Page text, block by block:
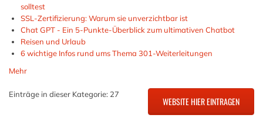
solltest
SSL-Zertifizierung: Warum sie unverzichtbar ist
Chat GPT - Ein 5-Punkte-Überblick zum ultimativen Chatbot
Reisen und Urlaub
6 wichtige Infos rund ums Thema 301-Weiterleitungen
Mehr
Einträge in dieser Kategorie: 27